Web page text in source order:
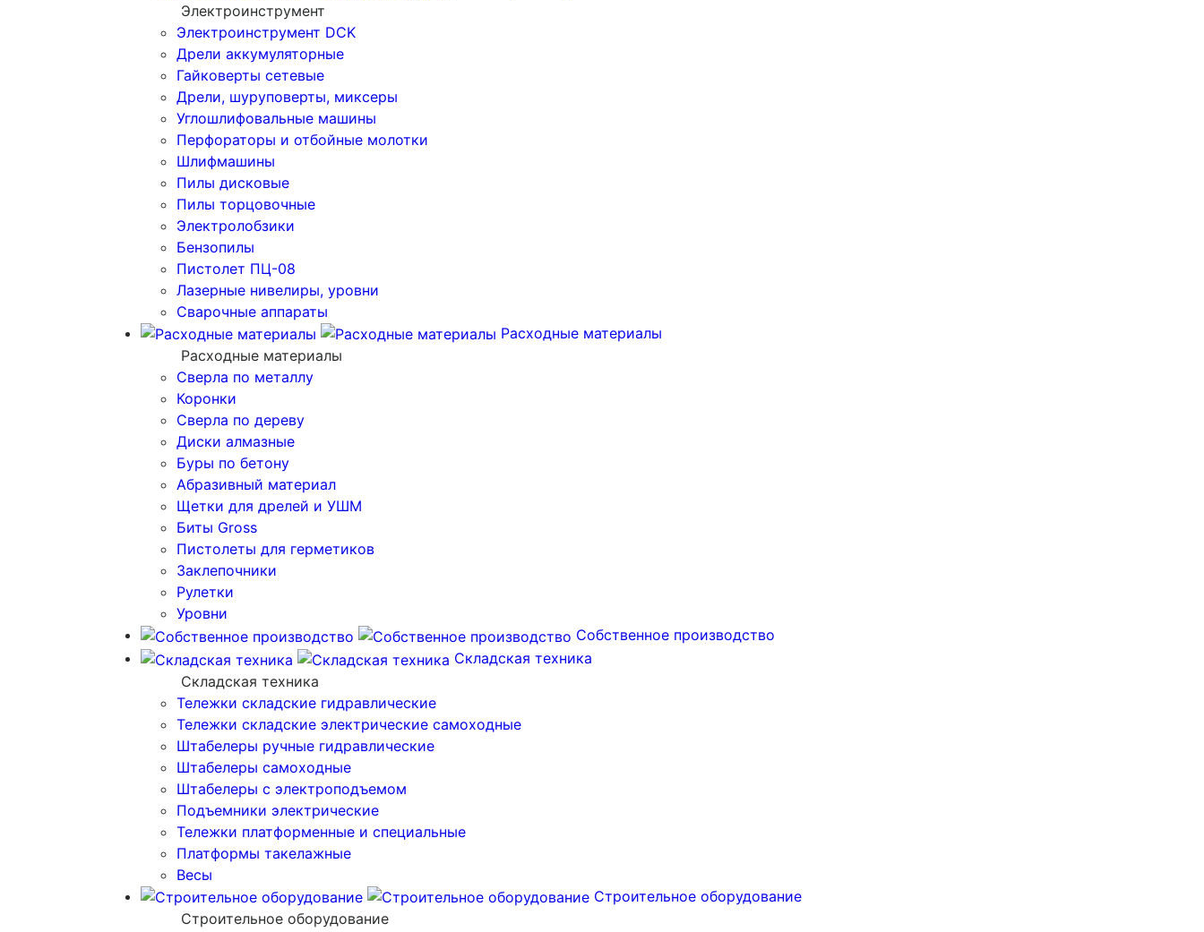
Электроинструмент
Электроинструмент DCK
Дрели аккумуляторные
Гайковерты сетевые
Дрели, шуруповерты, миксеры
Углошлифовальные машины
Перфораторы и отбойные молотки
Шлифмашины
Пилы дисковые
Пилы торцовочные
Электролобзики
Бензопилы
Пистолет ПЦ-08
Лазерные нивелиры, уровни
Сварочные аппараты
Расходные материалы
Расходные материалы
Сверла по металлу
Коронки
Сверла по дереву
Диски алмазные
Буры по бетону
Абразивный материал
Щетки для дрелей и УШМ
Биты Gross
Пистолеты для герметиков
Заклепочники
Рулетки
Уровни
Собственное производство
Складская техника
Складская техника
Тележки складские гидравлические
Тележки складские электрические самоходные
Штабелеры ручные гидравлические
Штабелеры самоходные
Штабелеры с электроподъемом
Подъемники электрические
Тележки платформенные и специальные
Платформы такелажные
Весы
Строительное оборудование
Строительное оборудование